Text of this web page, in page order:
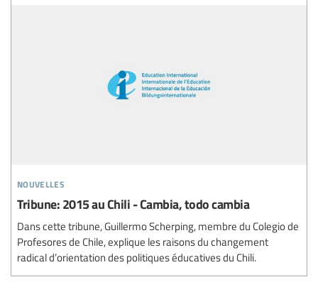
nouvelles
Tribune: 2015 au Chili - Cambia, todo cambia
Dans cette tribune, Guillermo Scherping, membre du Colegio de
Profesores de Chile, explique les raisons du changement
radical d’orientation des politiques éducatives du Chili.